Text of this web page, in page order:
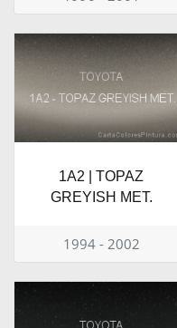
1A2 | TOPAZ
GREYISH MET.
1994 - 2002